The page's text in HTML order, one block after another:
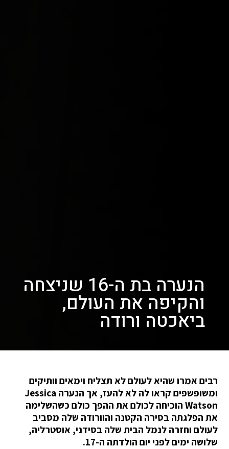
הנערה בת ה-16 שניצחה
והקיפה את העולם,
ביאכטה ורודה
רבים אמרו שהיא לעולם לא תצליח וימאים וותיקים
ומשופשפים קראו לה לא להעז, אך הנערה Jessica
Watson הוכיחה לכולם את ההפך כולם כשהשלימה
את הפלגתה בסירה הקטנה והוורודה שלה מסביב
לעולם וחזרה לנמל הבית שלה בסידני, אוסטרליה,
שלושה ימים לפני יום הולדתה ה-17.